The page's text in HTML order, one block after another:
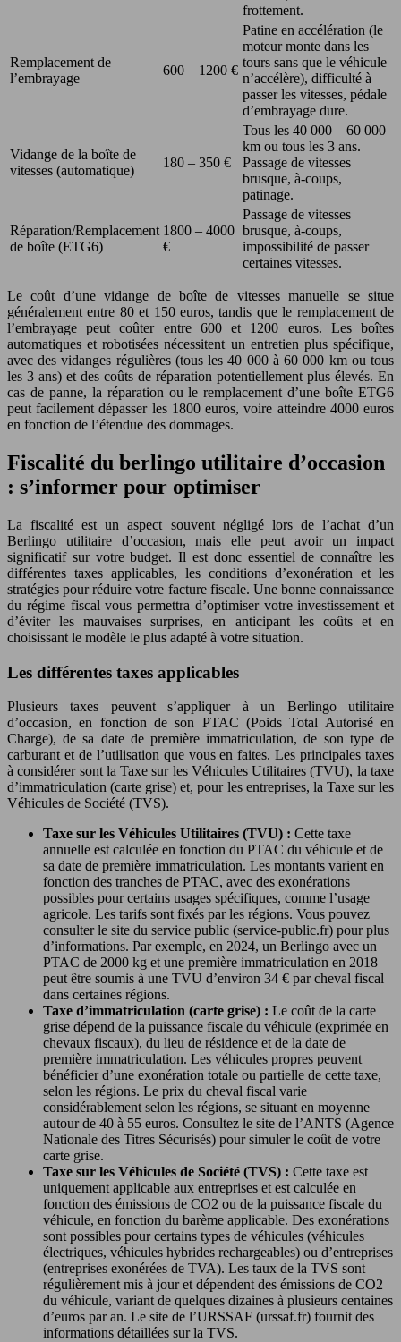
frottement.
Remplacement de
l’embrayage
600 – 1200 €
Patine en accélération (le
moteur monte dans les
tours sans que le véhicule
n’accélère), difficulté à
passer les vitesses, pédale
d’embrayage dure.
Vidange de la boîte de
vitesses (automatique)
180 – 350 €
Tous les 40 000 – 60 000
km ou tous les 3 ans.
Passage de vitesses
brusque, à-coups,
patinage.
Réparation/Remplacement
de boîte (ETG6)
1800 – 4000
€
Passage de vitesses
brusque, à-coups,
impossibilité de passer
certaines vitesses.
Le coût d’une vidange de boîte de vitesses manuelle se situe
généralement entre 80 et 150 euros, tandis que le remplacement de
l’embrayage peut coûter entre 600 et 1200 euros. Les boîtes
automatiques et robotisées nécessitent un entretien plus spécifique,
avec des vidanges régulières (tous les 40 000 à 60 000 km ou tous
les 3 ans) et des coûts de réparation potentiellement plus élevés. En
cas de panne, la réparation ou le remplacement d’une boîte ETG6
peut facilement dépasser les 1800 euros, voire atteindre 4000 euros
en fonction de l’étendue des dommages.
Fiscalité du berlingo utilitaire d’occasion
: s’informer pour optimiser
La fiscalité est un aspect souvent négligé lors de l’achat d’un
Berlingo utilitaire d’occasion, mais elle peut avoir un impact
significatif sur votre budget. Il est donc essentiel de connaître les
différentes taxes applicables, les conditions d’exonération et les
stratégies pour réduire votre facture fiscale. Une bonne connaissance
du régime fiscal vous permettra d’optimiser votre investissement et
d’éviter les mauvaises surprises, en anticipant les coûts et en
choisissant le modèle le plus adapté à votre situation.
Les différentes taxes applicables
Plusieurs taxes peuvent s’appliquer à un Berlingo utilitaire
d’occasion, en fonction de son PTAC (Poids Total Autorisé en
Charge), de sa date de première immatriculation, de son type de
carburant et de l’utilisation que vous en faites. Les principales taxes
à considérer sont la Taxe sur les Véhicules Utilitaires (TVU), la taxe
d’immatriculation (carte grise) et, pour les entreprises, la Taxe sur les
Véhicules de Société (TVS).
Taxe sur les Véhicules Utilitaires (TVU) : Cette taxe
annuelle est calculée en fonction du PTAC du véhicule et de
sa date de première immatriculation. Les montants varient en
fonction des tranches de PTAC, avec des exonérations
possibles pour certains usages spécifiques, comme l’usage
agricole. Les tarifs sont fixés par les régions. Vous pouvez
consulter le site du service public (service-public.fr) pour plus
d’informations. Par exemple, en 2024, un Berlingo avec un
PTAC de 2000 kg et une première immatriculation en 2018
peut être soumis à une TVU d’environ 34 € par cheval fiscal
dans certaines régions.
Taxe d’immatriculation (carte grise) : Le coût de la carte
grise dépend de la puissance fiscale du véhicule (exprimée en
chevaux fiscaux), du lieu de résidence et de la date de
première immatriculation. Les véhicules propres peuvent
bénéficier d’une exonération totale ou partielle de cette taxe,
selon les régions. Le prix du cheval fiscal varie
considérablement selon les régions, se situant en moyenne
autour de 40 à 55 euros. Consultez le site de l’ANTS (Agence
Nationale des Titres Sécurisés) pour simuler le coût de votre
carte grise.
Taxe sur les Véhicules de Société (TVS) : Cette taxe est
uniquement applicable aux entreprises et est calculée en
fonction des émissions de CO2 ou de la puissance fiscale du
véhicule, en fonction du barème applicable. Des exonérations
sont possibles pour certains types de véhicules (véhicules
électriques, véhicules hybrides rechargeables) ou d’entreprises
(entreprises exonérées de TVA). Les taux de la TVS sont
régulièrement mis à jour et dépendent des émissions de CO2
du véhicule, variant de quelques dizaines à plusieurs centaines
d’euros par an. Le site de l’URSSAF (urssaf.fr) fournit des
informations détaillées sur la TVS.